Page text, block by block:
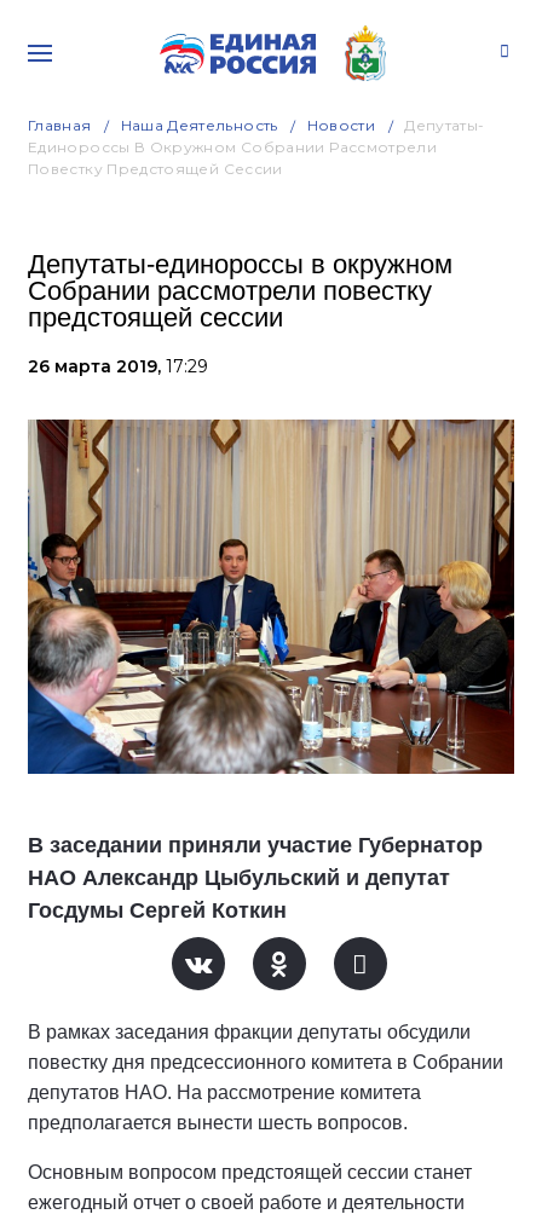
Главная Наша Деятельность Новости
Депутаты-
Единороссы В Окружном Собрании Рассмотрели
Повестку Предстоящей Сессии
Депутаты-единороссы в окружном
Собрании рассмотрели повестку
предстоящей сессии
26 марта 2019, 17:29
В заседании приняли участие Губернатор
НАО Александр Цыбульский и депутат
Госдумы Сергей Коткин
В рамках заседания фракции депутаты обсудили
повестку дня предсессионного комитета в Собрании
депутатов НАО. На рассмотрение комитета
предполагается вынести шесть вопросов.
Основным вопросом предстоящей сессии станет
ежегодный отчет о своей работе и деятельности